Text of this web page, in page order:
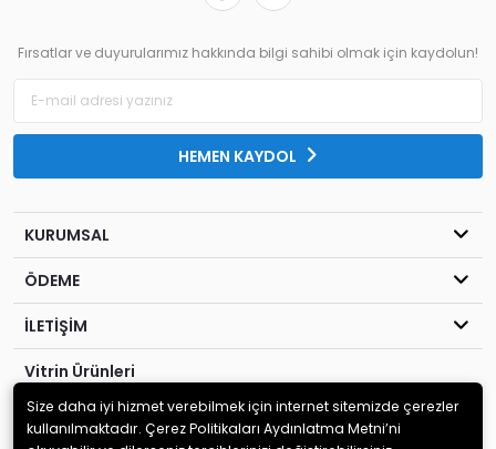
Fırsatlar ve duyurularımız hakkında bilgi sahibi olmak için kaydolun!
HEMEN KAYDOL
KURUMSAL
ÖDEME
İLETİŞİM
Vitrin Ürünleri
© 2020Kahraman Elektronik. Tüm hakları saklıdır.
Size daha iyi hizmet verebilmek için internet sitemizde çerezler
kullanılmaktadır. Çerez Politikaları Aydınlatma Metni’ni